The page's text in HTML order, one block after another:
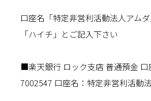
口座名「特定非営利活動法人アム
「ハイチ」とご記入下さい
■楽天銀行 ロック支店 普通預金 口
7002547 口座名：特定非営利活動